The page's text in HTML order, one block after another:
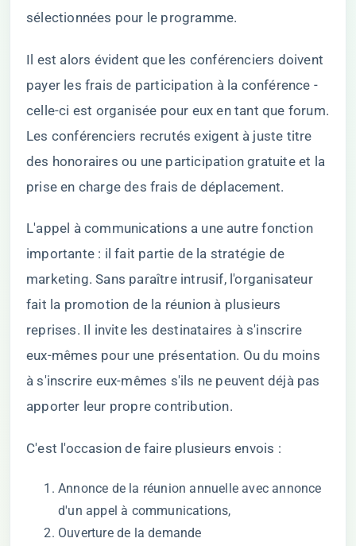
sélectionnées pour le programme.
Il est alors évident que les conférenciers doivent
payer les frais de participation à la conférence -
celle-ci est organisée pour eux en tant que forum.
Les conférenciers recrutés exigent à juste titre
des honoraires ou une participation gratuite et la
prise en charge des frais de déplacement.
L'appel à communications a une autre fonction
importante : il fait partie de la stratégie de
marketing. Sans paraître intrusif, l'organisateur
fait la promotion de la réunion à plusieurs
reprises. Il invite les destinataires à s'inscrire
eux-mêmes pour une présentation. Ou du moins
à s'inscrire eux-mêmes s'ils ne peuvent déjà pas
apporter leur propre contribution.
C'est l'occasion de faire plusieurs envois :
Annonce de la réunion annuelle avec annonce
d'un appel à communications,
Ouverture de la demande